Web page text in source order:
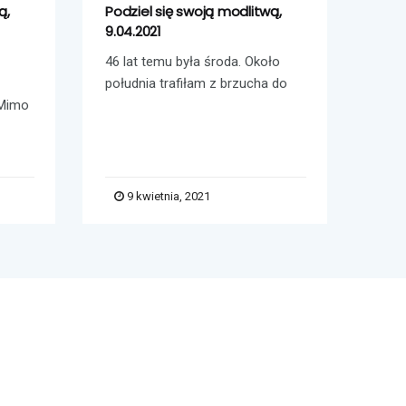
Podziel się swoją modlitwą,
9.04.2021
46 lat temu była środa. Około
południa trafiłam z brzucha do
9 kwietnia, 2021